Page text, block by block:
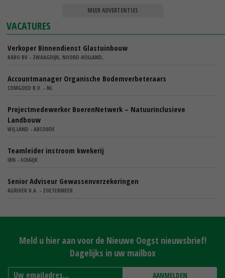
MEER ADVERTENTIES
VACATURES
Verkoper Binnendienst Glastuinbouw
KARO BV - ZWAAGDIJK, NOORD-HOLLAND,
Accountmanager Organische Bodemverbeteraars
COMGOED B.V. - NL
Projectmedewerker BoerenNetwerk – Natuurinclusieve
Landbouw
WIJ.LAND - ABCOUDE
Teamleider instroom kwekerij
IBN - SCHAIJK
Senior Adviseur Gewassenverzekeringen
AGRIVER U.A. - ZOETERMEER
Meld u hier aan voor de Nieuwe Oogst nieuwsbrief!
Dagelijks in uw mailbox
AANMELDEN